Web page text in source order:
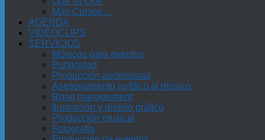
Más Cursos…
AGENDA
VIDEOCLIPS
SERVICIOS
Músicos para eventos
Publicidad
Producción audiovisual
Asesoramiento jurídico al músico
Road management
Ilustración y diseño gráfico
Producción musical
Fotografía